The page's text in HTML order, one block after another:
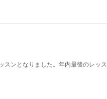
ンとなりました。年内最後のレッス